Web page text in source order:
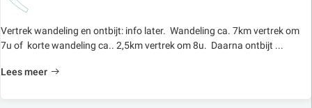
Vertrek wandeling en ontbijt: info later. Wandeling ca. 7km vertrek om
7u of korte wandeling ca.. 2,5km vertrek om 8u. Daarna ontbijt ...
Lees meer